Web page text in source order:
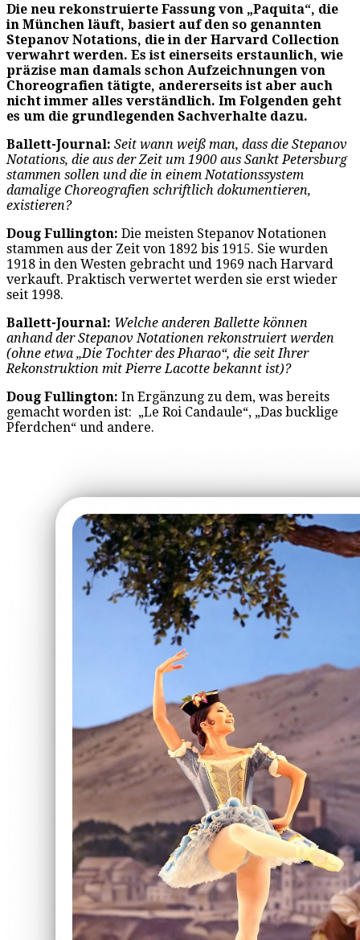
Die neu rekonstruierte Fassung von „Paquita“, die
in München läuft, basiert auf den so genannten
Stepanov Notations, die in der Harvard Collection
verwahrt werden. Es ist einerseits erstaunlich, wie
präzise man damals schon Aufzeichnungen von
Choreografien tätigte, andererseits ist aber auch
nicht immer alles verständlich. Im Folgenden geht
es um die grundlegenden Sachverhalte dazu.
Ballett-Journal: Seit wann weiß man, dass die Stepanov
Notations, die aus der Zeit um 1900 aus Sankt Petersburg
stammen sollen und die in einem Notationssystem
damalige Choreografien schriftlich dokumentieren,
existieren?
Doug Fullington: Die meisten Stepanov Notationen
stammen aus der Zeit von 1892 bis 1915. Sie wurden
1918 in den Westen gebracht und 1969 nach Harvard
verkauft. Praktisch verwertet werden sie erst wieder
seit 1998.
Ballett-Journal: Welche anderen Ballette können
anhand der Stepanov Notationen rekonstruiert werden
(ohne etwa „Die Tochter des Pharao“, die seit Ihrer
Rekonstruktion mit Pierre Lacotte bekannt ist)?
Doug Fullington: In Ergänzung zu dem, was bereits
gemacht worden ist: „Le Roi Candaule“, „Das bucklige
Pferdchen“ und andere.